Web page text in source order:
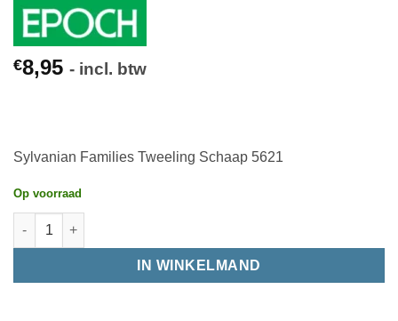
€8,95 - incl. btw
Sylvanian Families Tweeling Schaap 5621
Op voorraad
IN WINKELMAND